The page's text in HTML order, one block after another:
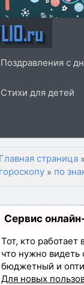
Поздравления с
Стихи для детей
Главная страница »
гороскопу » по
Сервис
Тот, кто работает
что нужно видеть
бюджетный и
Для новых